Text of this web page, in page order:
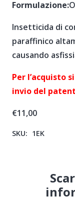
Formulazione:
Insetticida di
paraffinico
causando
Per l’acquisto
invio del
€11,00
SKU: 1EK